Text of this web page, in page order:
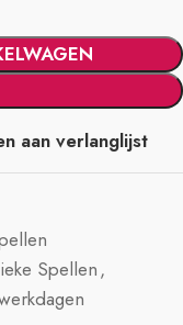
aan verlanglijst
Spellen,